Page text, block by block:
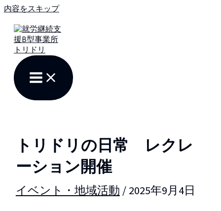
内容をスキップ
トリドリの日常 レクレ
ーション開催
イベント・地域活動 / 2025年9月4日